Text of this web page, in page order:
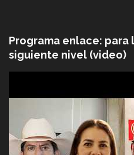
Programa enlace: para
siguiente nivel (video)